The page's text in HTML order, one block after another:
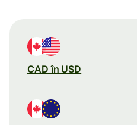
CAD în USD